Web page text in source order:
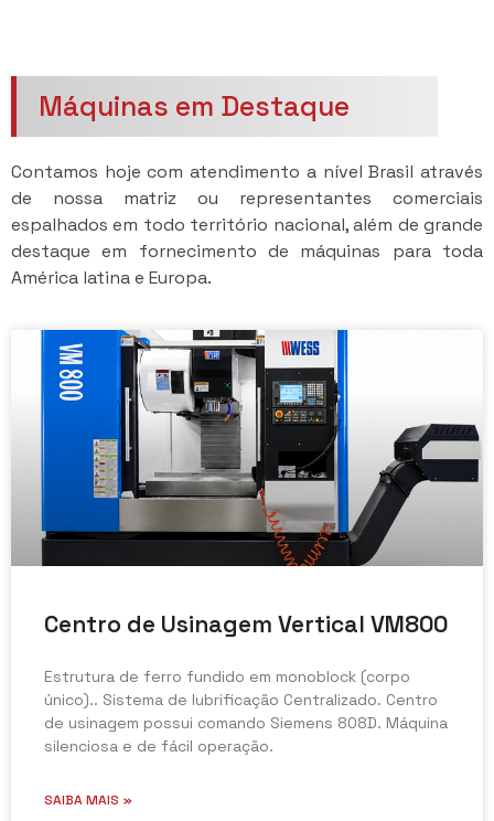
Máquinas em Destaque
Contamos hoje com atendimento a nível Brasil através
de nossa matriz ou representantes comerciais
espalhados em todo território nacional, além de grande
destaque em fornecimento de máquinas para toda
América latina e Europa.
Centro de Usinagem Vertical VM800
Estrutura de ferro fundido em monoblock (corpo
único).. Sistema de lubrificação Centralizado. Centro
de usinagem possui comando Siemens 808D. Máquina
silenciosa e de fácil operação.
SAIBA MAIS »